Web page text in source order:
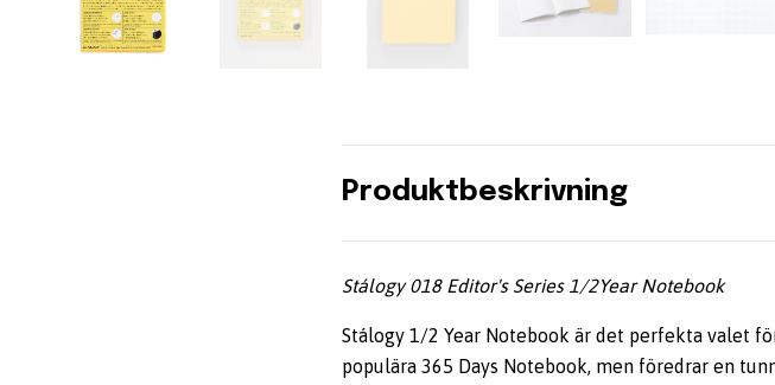
Produktbeskrivning
Stálogy 018 Editor's Series 1/2Year Notebook
Stálogy 1/2 Year Notebook är det perfekta valet
populära 365 Days Notebook, men föredrar en